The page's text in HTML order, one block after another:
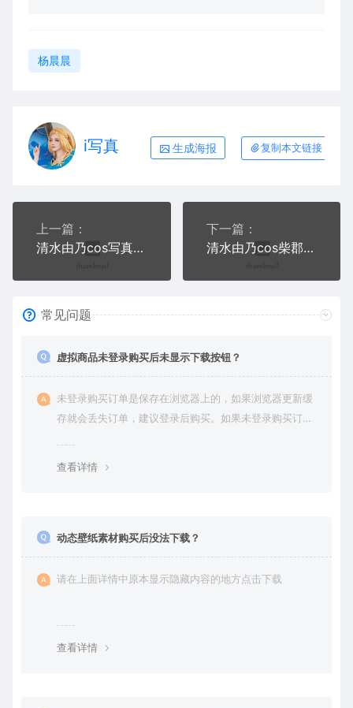
杨晨晨
i写真 生成海报 复制本文链接
上一篇：
清水由乃cos写真合集三
下一篇：
清水由乃cos柴郡新春旗袍+喵武+甜缚写真+视频
常见问题
虚拟商品未登录购买后未显示下载按钮？
未登录购买订单是保存在浏览器上的，如果浏览器更新缓
存就会丢失订单，建议登录后购买。如果未登录购买订单
查看详情
动态壁纸素材购买后没法下载？
请在上面详情中原本显示隐藏内容的地方点击下载
查看详情